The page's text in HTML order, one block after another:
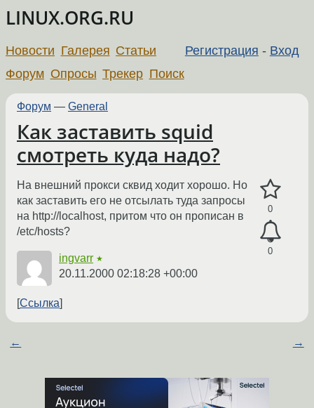
LINUX.ORG.RU
Регистрация - Вход
Новости Галерея Статьи
Форум Опросы Трекер Поиск
Форум — General
Как заставить squid
смотреть куда надо?
0
0
На внешний прокси сквид ходит хорошо. Но
как заставить его не отсылать туда запросы
на http://localhost, притом что он прописан в
/etc/hosts?
ingvarr ★
20.11.2000 02:18:28 +00:00
Ссылка
← →